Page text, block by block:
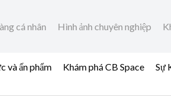
cá nhân Hình ảnh chuyên nghiệp
và ấn phẩm Khám phá CB Space Sự